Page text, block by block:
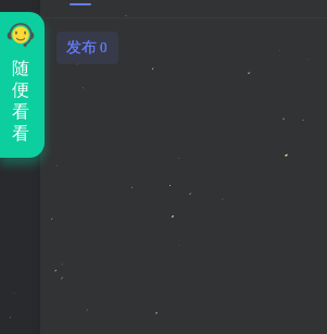
发布 0
随
便
看
看